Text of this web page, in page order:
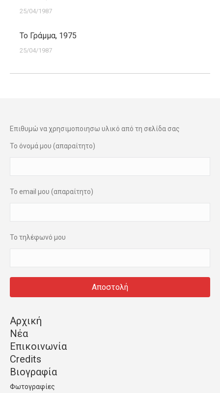
25/04/1987
Το Γράμμα, 1975
25/04/1987
Επιθυμώ να χρησιμοποιησω υλικό από τη σελίδα σας
Το όνομά μου (απαραίτητο)
Το email μου (απαραίτητο)
Το τηλέφωνό μου
Αρχική
Νέα
Επικοινωνία
Credits
Βιογραφία
Φωτογραφίες